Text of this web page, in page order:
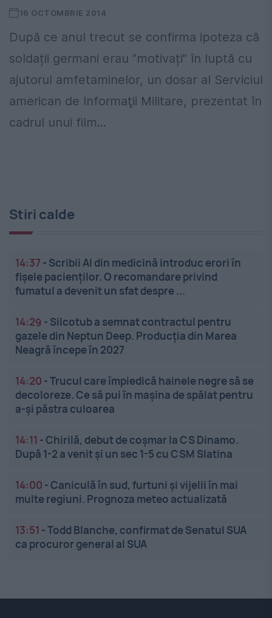
16 OCTOMBRIE 2014
După ce anul trecut se confirma ipoteza că
soldații germani erau ”motivați” în luptă cu
ajutorul amfetaminelor, un dosar al Serviciul
american de Informaţii Militare, prezentat în
cadrul unui film...
Stiri calde
14:37 - Scribii AI din medicină introduc erori în
fișele pacienților. O recomandare privind
fumatul a devenit un sfat despre ...
14:29 - Silcotub a semnat contractul pentru
gazele din Neptun Deep. Producția din Marea
Neagră începe în 2027
14:20 -Trucul care împiedică hainele negre să se
decoloreze. Ce să pui în mașina de spălat pentru
a-și păstra culoarea
14:11 -Chirilă, debut de coșmar la CS Dinamo.
După 1-2 a venit și un sec 1-5 cu CSM Slatina
14:00 -Caniculă în sud, furtuni și vijelii în mai
multe regiuni. Prognoza meteo actualizată
13:51 -Todd Blanche, confirmat de Senatul SUA
ca procuror general al SUA